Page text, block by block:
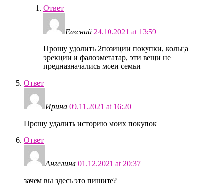
Ответ
Евгений 24.10.2021 at 13:59
Прошу удолить 2позиции покупки, кольца
эрекции и фалоэметатар, эти вещи не
предназначались моей семьи
Ответ
Ирина 09.11.2021 at 16:20
Прошу удалить историю моих покупок
Ответ
Ангелина 01.12.2021 at 20:37
зачем вы здесь это пишите?